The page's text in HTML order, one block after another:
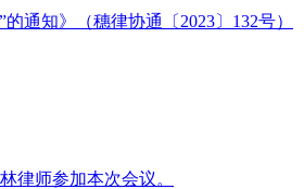
通知》（穗律协通〔2023〕132号）
律师参加本次会议。